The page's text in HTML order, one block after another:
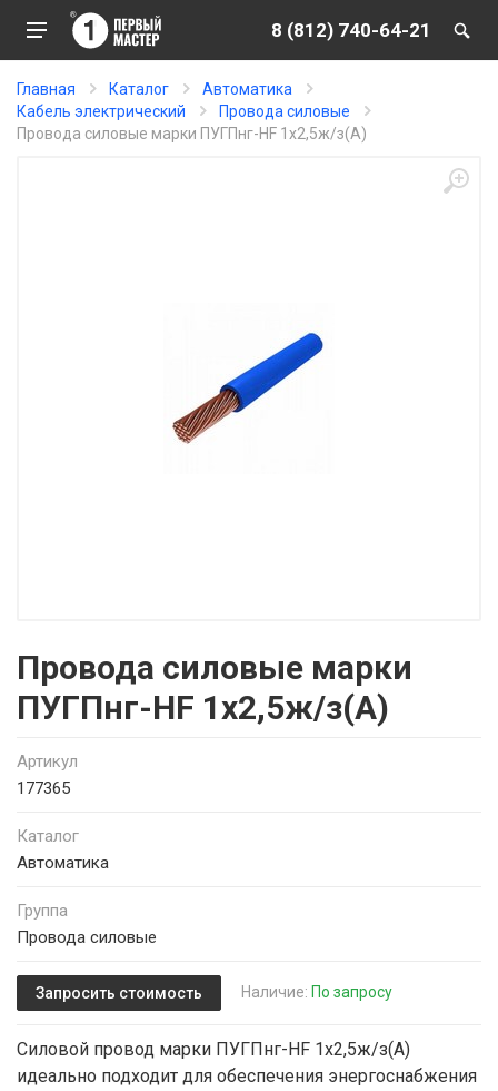
8 (812) 740-64-21
Главная Каталог
Автоматика
Кабель электрический
Провода силовые
Провода силовые марки ПУГПнг-HF 1х2,5ж/з(А)
Провода силовые марки
ПУГПнг-HF 1х2,5ж/з(А)
Артикул
177365
Каталог
Автоматика
Группа
Провода силовые
Запросить стоимость Наличие: По запросу
Силовой провод марки ПУГПнг-HF 1х2,5ж/з(А)
идеально подходит для обеспечения энергоснабжения